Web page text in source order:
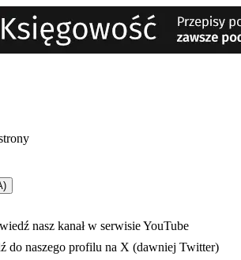
się w nowej karcie
- otwiera się w nowej karcie
nasz kanał w serwisie YouTube
nowej karcie
do naszego profilu na X (dawniej Twitter)